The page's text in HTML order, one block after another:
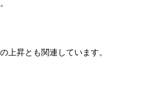
上昇とも関連しています。